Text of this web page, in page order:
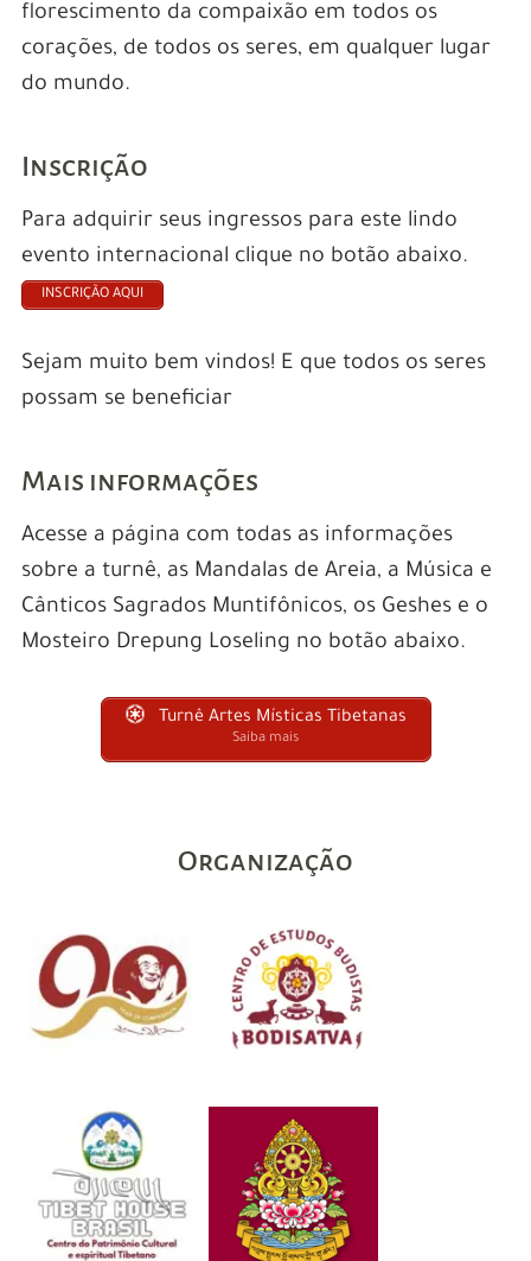
florescimento da compaixão em todos os
corações, de todos os seres, em qualquer lugar
do mundo.
Inscrição
Para adquirir seus ingressos para este lindo
evento internacional clique no botão abaixo.
INSCRIÇÃO AQUI
Sejam muito bem vindos! E que todos os seres
possam se beneficiar
Mais informações
Acesse a página com todas as informações
sobre a turnê, as Mandalas de Areia, a Música e
Cânticos Sagrados Muntifônicos, os Geshes e o
Mosteiro Drepung Loseling no botão abaixo.
Turnê Artes Místicas Tibetanas
Saiba mais
Organização